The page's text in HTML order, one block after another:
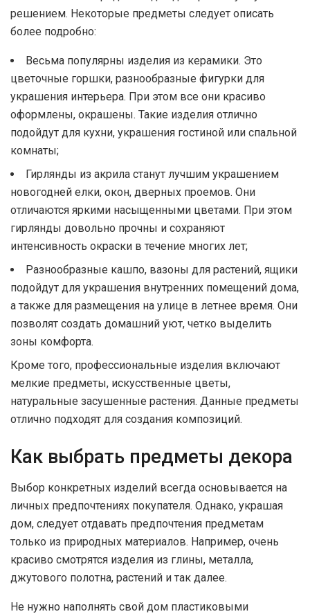
решением. Некоторые предметы следует описать
более подробно:
Весьма популярны изделия из керамики. Это
цветочные горшки, разнообразные фигурки для
украшения интерьера. При этом все они красиво
оформлены, окрашены. Такие изделия отлично
подойдут для кухни, украшения гостиной или спальной
комнаты;
Гирлянды из акрила станут лучшим украшением
новогодней елки, окон, дверных проемов. Они
отличаются яркими насыщенными цветами. При этом
гирлянды довольно прочны и сохраняют
интенсивность окраски в течение многих лет;
Разнообразные кашпо, вазоны для растений, ящики
подойдут для украшения внутренних помещений дома,
а также для размещения на улице в летнее время. Они
позволят создать домашний уют, четко выделить
зоны комфорта.
Кроме того, профессиональные изделия включают
мелкие предметы, искусственные цветы,
натуральные засушенные растения. Данные предметы
отлично подходят для создания композиций.
Как выбрать предметы декора
Выбор конкретных изделий всегда основывается на
личных предпочтениях покупателя. Однако, украшая
дом, следует отдавать предпочтения предметам
только из природных материалов. Например, очень
красиво смотрятся изделия из глины, металла,
джутового полотна, растений и так далее.
Не нужно наполнять свой дом пластиковыми